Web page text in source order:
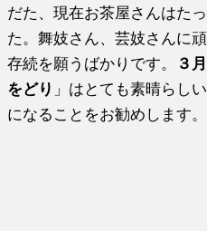
だた、現在お茶屋さんはた
た。舞妓さん、芸妓さんに
存続を願うばかりです。
３
をどり 」はとても素晴らし
になることをお勧めします。